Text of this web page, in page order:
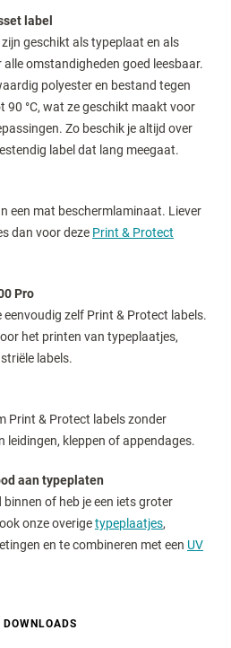
label
geschikt als typeplaat en als
alle omstandigheden goed leesbaar.
polyester en bestand tegen
90 °C, wat ze geschikt maakt voor
Zo beschik je altijd over
label dat lang meegaat.
een mat beschermlaminaat. Liever
dan voor deze Print & Protect
Pro
eenvoudig zelf Print & Protect labels.
het printen van typeplaatjes,
labels.
Print & Protect labels zonder
leidingen, kleppen of appendages.
aan typeplaten
of heb je een iets groter
onze overigetypeplaatjes,
en te combineren met een UV
DOWNLOADS